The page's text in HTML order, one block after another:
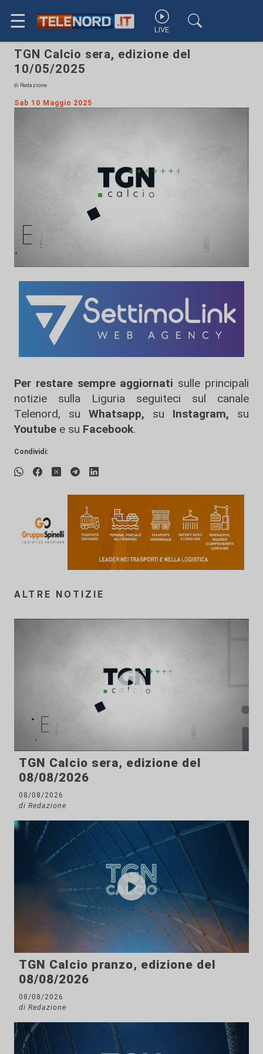
☰ LIVE
TGN Calcio sera, edizione del
10/05/2025
di Redazione
Sab 10 Maggio 2025
Per restare sempre aggiornati sulle principali
notizie sulla Liguria seguiteci sul canale
Telenord, su
Whatsapp, su Instagram, su
Youtube e su Facebook.
Condividi:
ALTRE NOTIZIE
TGN Calcio sera, edizione del
08/08/2026
08/08/2026
di Redazione
TGN Calcio pranzo, edizione del
08/08/2026
08/08/2026
di Redazione